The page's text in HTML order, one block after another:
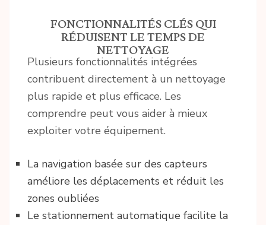
FONCTIONNALITÉS CLÉS QUI
RÉDUISENT LE TEMPS DE
NETTOYAGE
Plusieurs fonctionnalités intégrées
contribuent directement à un nettoyage
plus rapide et plus efficace. Les
comprendre peut vous aider à mieux
exploiter votre équipement.
La navigation basée sur des capteurs
améliore les déplacements et réduit les
zones oubliées
Le stationnement automatique facilite la